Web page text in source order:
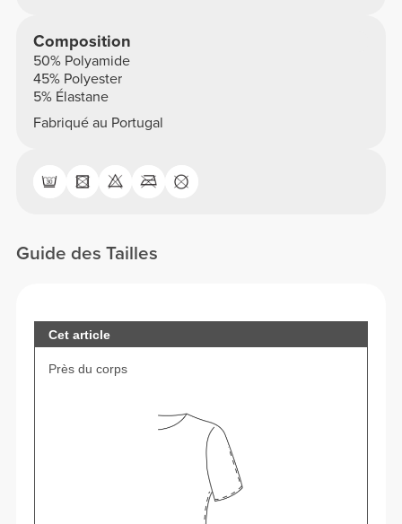
Composition
50% Polyamide
45% Polyester
5% Élastane
Fabriqué au Portugal
Guide des Tailles
Cet article
Près du corps